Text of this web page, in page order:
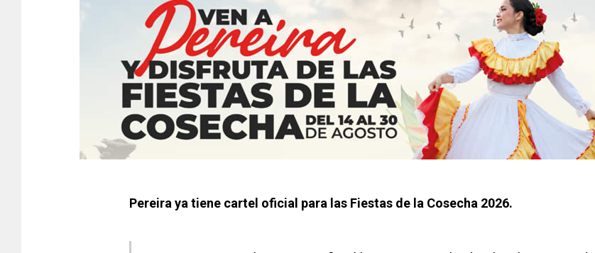
Pereira ya tiene cartel oficial para las Fiestas de la Cosecha 2026.